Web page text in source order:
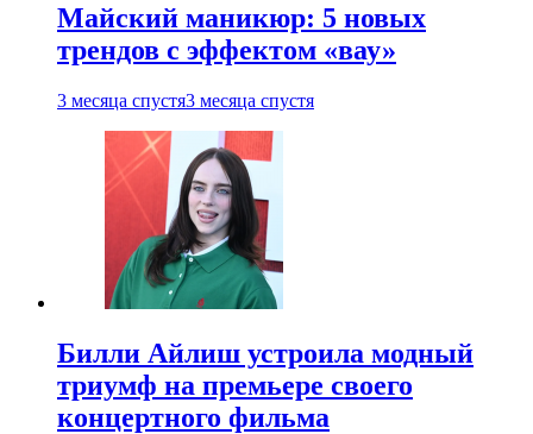
Майский маникюр: 5 новых
трендов с эффектом «вау»
3 месяца спустя3 месяца спустя
Билли Айлиш устроила модный
триумф на премьере своего
концертного фильма